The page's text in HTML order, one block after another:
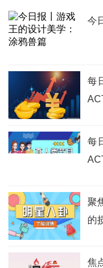
今
每
每
聚
的
焦